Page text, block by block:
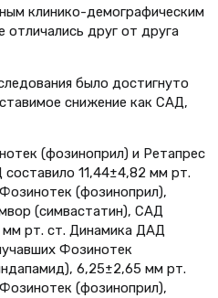
клинико-демографическим
отличались друг от друга
было достигнуто
снижение как САД,
(фозиноприл) и Ретапрес
11,44±4,82 мм рт.
(фозиноприл),
(симвастатин), САД
мм рт. ст. Динамика ДАД
Фозинотек
6,25±2,65 мм рт.
(фозиноприл),